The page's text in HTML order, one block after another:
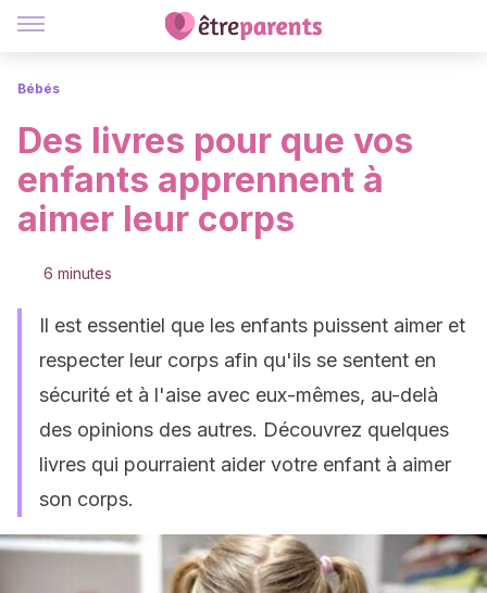
Bébés
Des livres pour que vos
enfants apprennent à
aimer leur corps
6 minutes
Il est essentiel que les enfants puissent aimer et
respecter leur corps afin qu'ils se sentent en
sécurité et à l'aise avec eux-mêmes, au-delà
des opinions des autres. Découvrez quelques
livres qui pourraient aider votre enfant à aimer
son corps.